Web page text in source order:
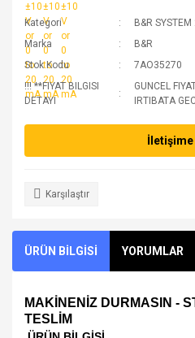
Kategori
B&R
Marka
B&R
Stok Kodu
7AO35270
!!! **FIYAT BILGISI
DETAYI
GUNCEL
IRTIBATA
İletişime
Karşılaştır
ÜRÜN BİLGİSİ YORUMLAR
MAKİNENİZ DURMASIN -
TESLİM